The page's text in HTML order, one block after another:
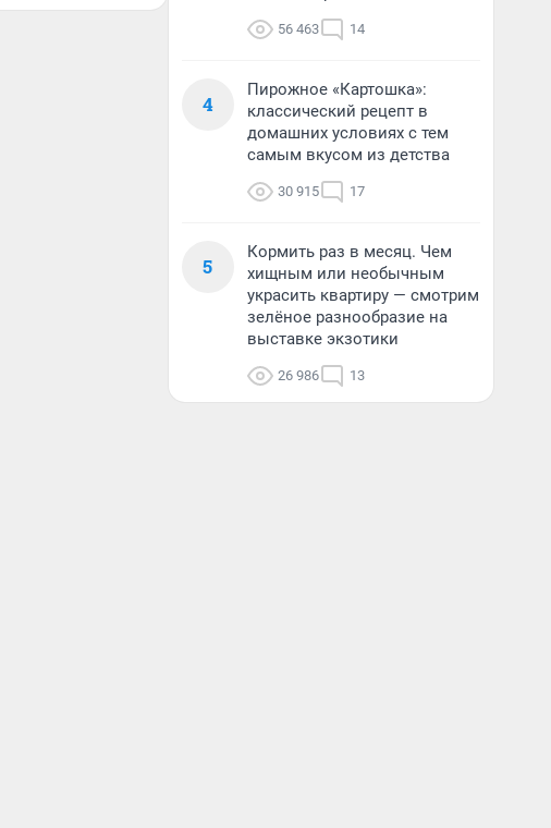
56 463 14
4
Пирожное «Картошка»:
классический рецепт в
домашних условиях с тем
самым вкусом из детства
30 915 17
5
Кормить раз в месяц. Чем
хищным или необычным
украсить квартиру — смотрим
зелёное разнообразие на
выставке экзотики
26 986 13